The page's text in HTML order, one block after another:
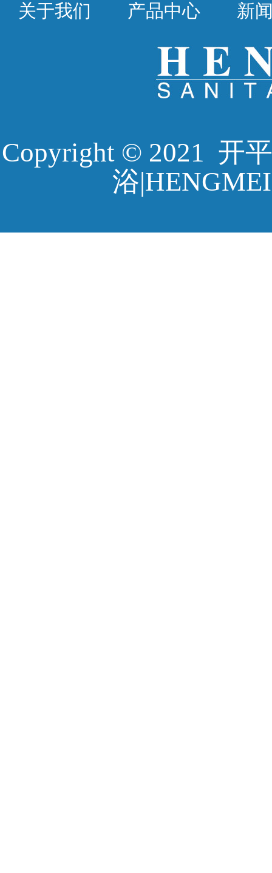
关于我们 产品中心 新
Copyright © 2021 开
浴